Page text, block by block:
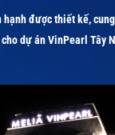
hạnh được thiết kế,
dự án VinPearl Tây